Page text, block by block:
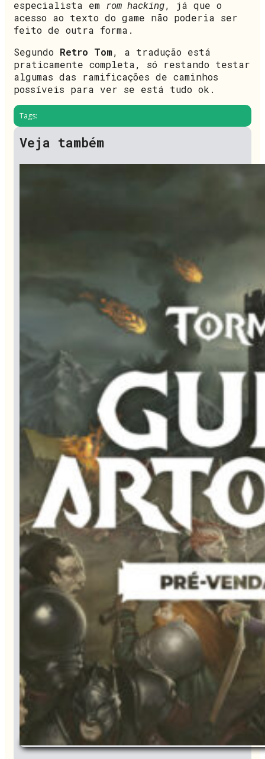
especialista em rom hacking, já que o
acesso ao texto do game não poderia ser
feito de outra forma.
Segundo Retro Tom, a tradução está
praticamente completa, só restando testar
algumas das ramificações de caminhos
possíveis para ver se está tudo ok.
Tags:
Veja também